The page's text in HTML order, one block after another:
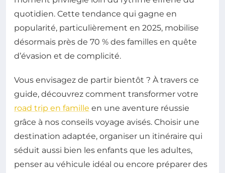
quotidien. Cette tendance qui gagne en
popularité, particulièrement en 2025, mobilise
désormais près de 70 % des familles en quête
d’évasion et de complicité.
Vous envisagez de partir bientôt ? À travers ce
guide, découvrez comment transformer votre
road trip en famille en une aventure réussie
grâce à nos conseils voyage avisés. Choisir une
destination adaptée, organiser un itinéraire qui
séduit aussi bien les enfants que les adultes,
penser au véhicule idéal ou encore préparer des